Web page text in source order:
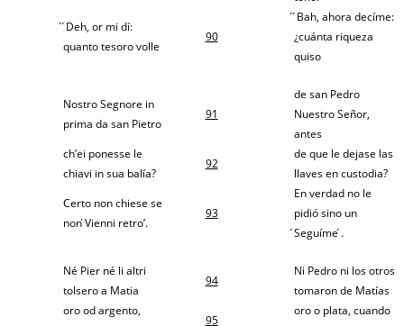
́ ́Deh, or mi dí:
quanto tesoro volle
90
́ ́Bah, ahora decíme:
¿cuánta riqueza
quiso
Nostro Segnore in
prima da san Pietro
91
de san Pedro
Nuestro Señor,
antes
ch’ei ponesse le
chiavi in sua balía?
92
de que le dejase las
llaves en custodia?
Certo non chiese se
non ́Vienni retro’.
93
En verdad no le
pidió sino un
́Seguíme ́.
Né Pier né li altri
tolsero a Matia
94
Ni Pedro ni los otros
tomaron de Matías
oro od argento,
95
oro o plata, cuando